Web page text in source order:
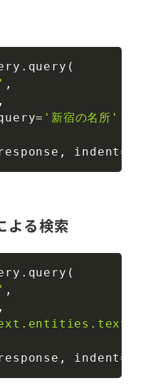
. query (
,
,
= '新宿の名所'
, indent=
よる検索
. query (
,
,
, indent=